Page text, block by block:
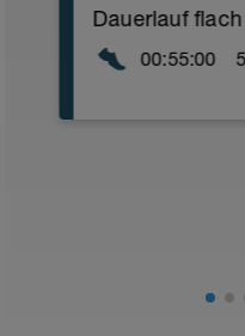
Dauerlauf flach
00:55:00